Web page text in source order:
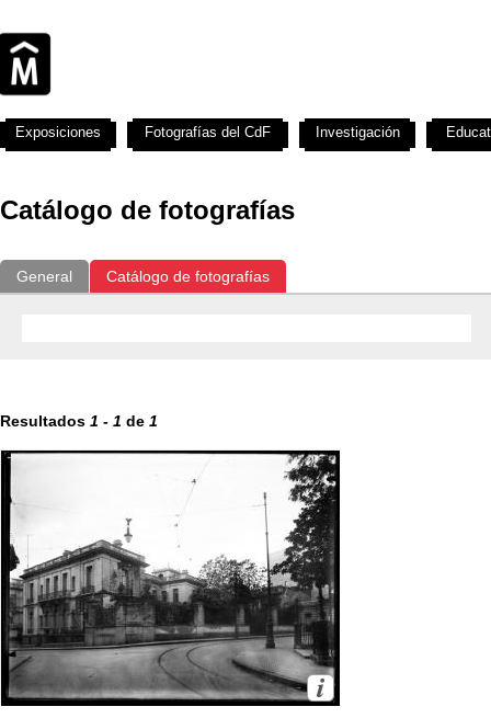
Catálogo de fotografías
General Catálogo de fotografías
Resultados 1 - 1 de 1
Exposiciones Fotografías del CdF Investigación